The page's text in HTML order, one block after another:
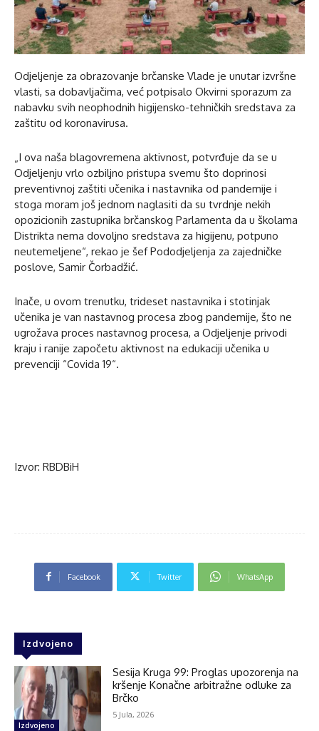
Odjeljenje za obrazovanje brčanske Vlade je unutar izvršne
vlasti, sa dobavljačima, već potpisalo Okvirni sporazum za
nabavku svih neophodnih higijensko-tehničkih sredstava za
zaštitu od koronavirusa.
„I ova naša blagovremena aktivnost, potvrđuje da se u
Odjeljenju vrlo ozbiljno pristupa svemu što doprinosi
preventivnoj zaštiti učenika i nastavnika od pandemije i
stoga moram još jednom naglasiti da su tvrdnje nekih
opozicionih zastupnika brčanskog Parlamenta da u školama
Distrikta nema dovoljno sredstava za higijenu, potpuno
neutemeljene“, rekao je šef Pododjeljenja za zajedničke
poslove, Samir Čorbadžić.
Inače, u ovom trenutku, trideset nastavnika i stotinjak
učenika je van nastavnog procesa zbog pandemije, što ne
ugrožava proces nastavnog procesa, a Odjeljenje privodi
kraju i ranije započetu aktivnost na edukaciji učenika u
prevenciji “Covida 19“.
Izvor: RBDBiH
Facebook Twitter WhatsApp
Izdvojeno
Izdvojeno
Sesija Kruga 99: Proglas upozorenja na
kršenje Konačne arbitražne odluke za
Brčko
5 Jula, 2026